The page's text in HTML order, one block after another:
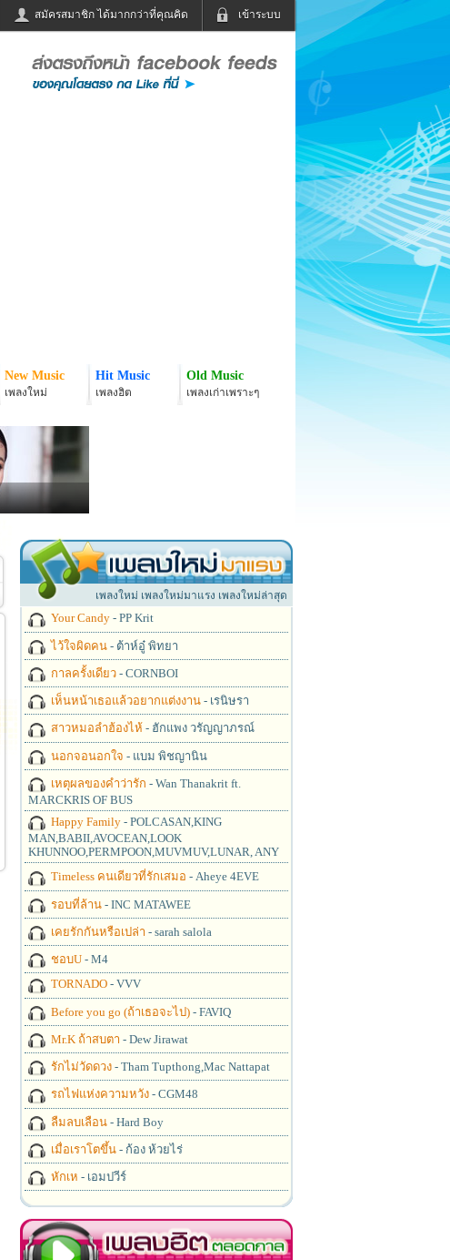
เข้าระบบ
สมัครสมาชิก ได้มากกว่าที่คุณคิด
ฟังวิทยุออนไลน์
Email
New Music
เพลงใหม่
Hit Music
เพลงฮิต
Old Music
เพลงเก่าเพราะๆ
เพลงใหม่ เพลงใหม่มาแรง เพลงใหม่ล่าสุด
Your Candy- PP Krit
ไว้ใจผิดคน- ต้าห์อู๋ พิทยา
กาลครั้งเดียว- CORNBOI
เห็นหน้าเธอแล้วอยากแต่งงาน- เรนิษรา
สาวหมอลำฮ้องไห้ - ฮักแพง วรัญญาภรณ์
นอกจอนอกใจ - แบม พิชญานิน
เหตุผลของคำว่ารัก - Wan Thanakrit ft.
MARCKRIS OF BUS
Happy Family- POLCASAN,KING
MAN,BABII,AVOCEAN,LOOK
KHUNNOO,PERMPOON,MUVMUV,LUNAR, ANY
Timeless คนเดียวที่รักเสมอ - Aheye 4EVE
รอบที่ล้าน- INC MATAWEE
เคยรักกันหรือเปล่า - sarah salola
ชอบU- M4
TORNADO- VVV
Before you go (ถ้าเธอจะไป)- FAVIQ
Mr.K ถ้าสบตา - Dew Jirawat
รักไม่วัดดวง- Tham Tupthong,Mac Nattapat
รถไฟแห่งความหวัง- CGM48
ลืมลบเลือน- Hard Boy
เมื่อเราโตขึ้น- ก้อง ห้วยไร่
หักเห - เอมปวีร์